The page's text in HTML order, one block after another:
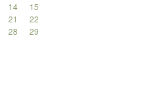
14
15
21
22
28
29